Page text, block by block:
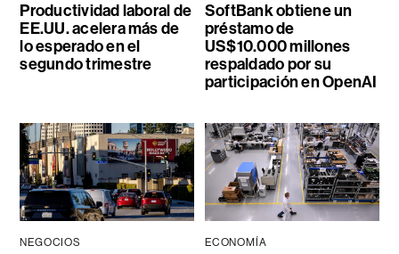
Productividad laboral de
EE.UU. acelera más de
lo esperado en el
segundo trimestre
SoftBank obtiene un
préstamo de
US$10.000 millones
respaldado por su
participación en OpenAI
NEGOCIOS ECONOMÍA